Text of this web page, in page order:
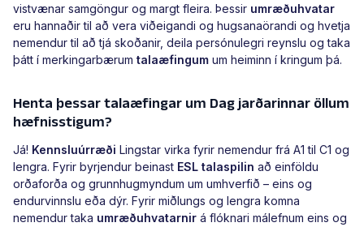
vistvænar samgöngur og margt fleira. Þessir umræðuhvatar
eru hannaðir til að vera viðeigandi og hugsanaörandi og hvetja
nemendur til að tjá skoðanir, deila persónulegri reynslu og taka
þátt í merkingarbærum talaæfingum um heiminn í kringum þá.
Henta þessar talaæfingar um Dag jarðarinnar öllum
hæfnisstigum?
Já! Kennsluúrræði Lingstar virka fyrir nemendur frá A1 til C1 og
lengra. Fyrir byrjendur beinast ESL talaspilin að einföldu
orðaforða og grunnhugmyndum um umhverfið – eins og
endurvinnslu eða dýr. Fyrir miðlungs og lengra komna
nemendur taka umræðuhvatarnir á flóknari málefnum eins og